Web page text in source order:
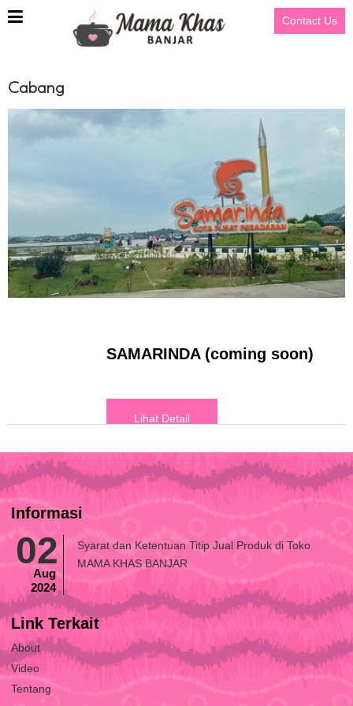
Contact Us
Cabang
SAMARINDA (coming soon)
Lihat Detail
Informasi
02
Aug
2024
Syarat dan Ketentuan Titip Jual Produk di Toko
MAMA KHAS BANJAR
Link Terkait
About
Video
Tentang